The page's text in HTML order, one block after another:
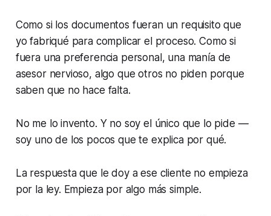
Como si los documentos fueran un requisito que
yo fabriqué para complicar el proceso. Como si
fuera una preferencia personal, una manía de
asesor nervioso, algo que otros no piden porque
saben que no hace falta.
No me lo invento. Y no soy el único que lo pide —
soy uno de los pocos que te explica por qué.
La respuesta que le doy a ese cliente no empieza
por la ley. Empieza por algo más simple.